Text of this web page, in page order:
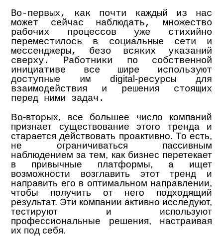
Во-первых, как почти каждый из нас
может сейчас наблюдать, множество
рабочих процессов уже стихийно
переместилось в социальные сети и
мессенджеры, безо всяких указаний
сверху. Работники по собственной
инициативе все шире используют
доступные им digital-ресурсы для
взаимодействия и решения стоящих
перед ними задач.
Во-вторых, все большее число компаний
признает существование этого тренда и
старается действовать проактивно. То есть,
не ограничиваться пассивным
наблюдением за тем, как бизнес перетекает
в привычные платформы, а ищет
возможности возглавить этот тренд и
направить его в оптимальном направлении,
чтобы получить от него подходящий
результат. Эти компании активно исследуют,
тестируют и используют
профессиональные решения, настраивая
их под себя.